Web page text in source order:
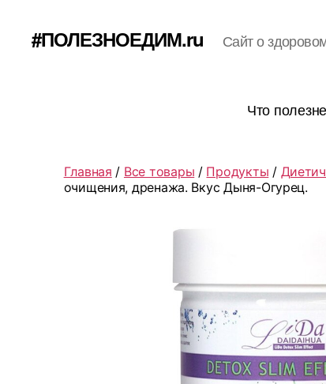
#ПОЛЕЗНОЕДИМ.ru Сайт о
Что
Главная / Все товары / Продукты /
очищения, дренажа. Вкус Дыня-Огурец.